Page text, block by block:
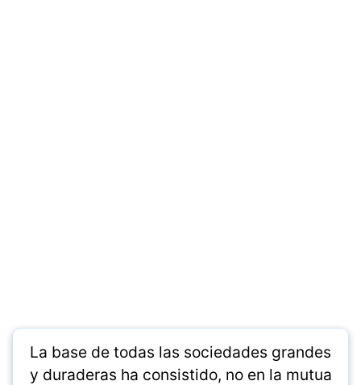
La base de todas las sociedades grandes
y duraderas ha consistido, no en la mutua